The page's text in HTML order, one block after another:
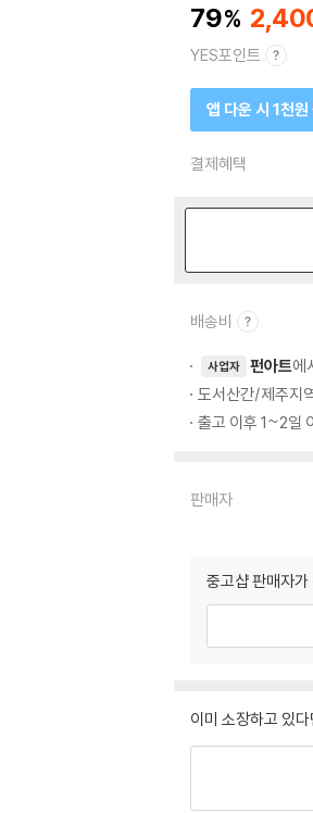
79
YES포인트
앱 다운 시 1천원
결제혜택
배송비
사업자 펀아트에
도서산간/제주지
출고 이후 1~2일
판매자
중고샵 판매자
이미 소장하고 있